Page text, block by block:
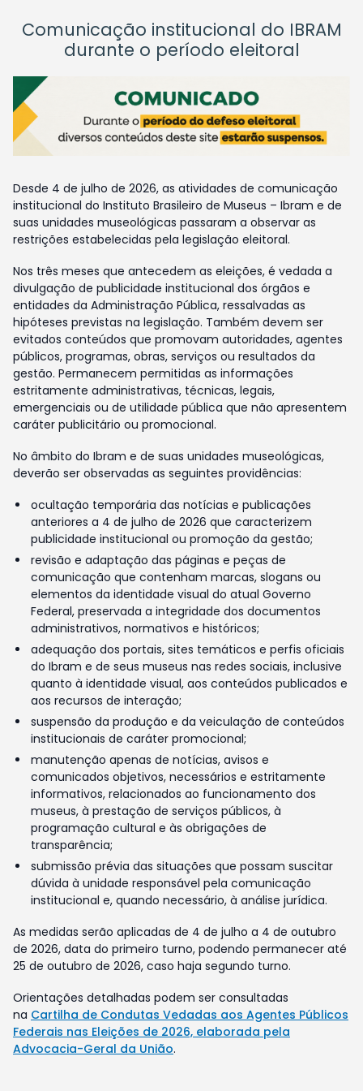
Comunicação institucional do IBRAM
durante o período eleitoral
Desde 4 de julho de 2026, as atividades de comunicação
institucional do Instituto Brasileiro de Museus – Ibram e de
suas unidades museológicas passaram a observar as
restrições estabelecidas pela legislação eleitoral.
Nos três meses que antecedem as eleições, é vedada a
divulgação de publicidade institucional dos órgãos e
entidades da Administração Pública, ressalvadas as
hipóteses previstas na legislação. Também devem ser
evitados conteúdos que promovam autoridades, agentes
públicos, programas, obras, serviços ou resultados da
gestão. Permanecem permitidas as informações
estritamente administrativas, técnicas, legais,
emergenciais ou de utilidade pública que não apresentem
caráter publicitário ou promocional.
No âmbito do Ibram e de suas unidades museológicas,
deverão ser observadas as seguintes providências:
ocultação temporária das notícias e publicações
anteriores a 4 de julho de 2026 que caracterizem
publicidade institucional ou promoção da gestão;
revisão e adaptação das páginas e peças de
comunicação que contenham marcas, slogans ou
elementos da identidade visual do atual Governo
Federal, preservada a integridade dos documentos
administrativos, normativos e históricos;
adequação dos portais, sites temáticos e perfis oficiais
do Ibram e de seus museus nas redes sociais, inclusive
quanto à identidade visual, aos conteúdos publicados e
aos recursos de interação;
suspensão da produção e da veiculação de conteúdos
institucionais de caráter promocional;
manutenção apenas de notícias, avisos e
comunicados objetivos, necessários e estritamente
informativos, relacionados ao funcionamento dos
museus, à prestação de serviços públicos, à
programação cultural e às obrigações de
transparência;
submissão prévia das situações que possam suscitar
dúvida à unidade responsável pela comunicação
institucional e, quando necessário, à análise jurídica.
As medidas serão aplicadas de 4 de julho a 4 de outubro
de 2026, data do primeiro turno, podendo permanecer até
25 de outubro de 2026, caso haja segundo turno.
Orientações detalhadas podem ser consultadas
na Cartilha de Condutas Vedadas aos Agentes Públicos
Federais nas Eleições de 2026, elaborada pela
Advocacia-Geral da União.